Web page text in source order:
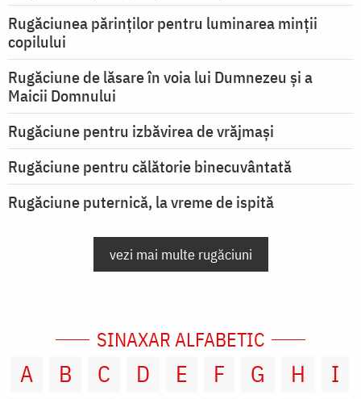
Rugăciunea părinților pentru luminarea minţii
copilului
Rugăciune de lăsare în voia lui Dumnezeu şi a
Maicii Domnului
Rugăciune pentru izbăvirea de vrăjmași
Rugăciune pentru călătorie binecuvântată
Rugăciune puternică, la vreme de ispită
vezi mai multe rugăciuni
SINAXAR ALFABETIC
A B C D E F G H
I